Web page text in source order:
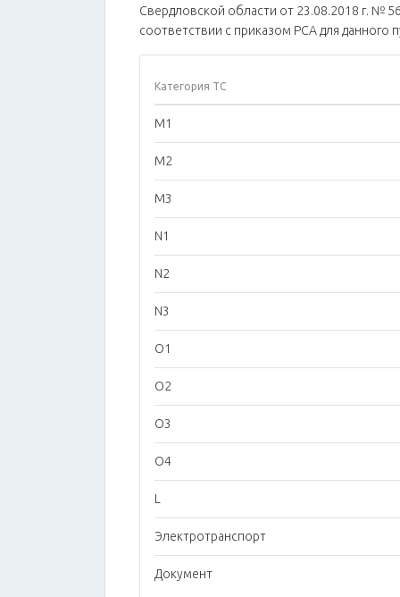
Свердловской области от 23.08.2018 г. №
соответствии с приказом РСА для данного
Категория ТС
M1
M2
M3
N1
N2
N3
O1
O2
O3
O4
L
Электротранспорт
Документ